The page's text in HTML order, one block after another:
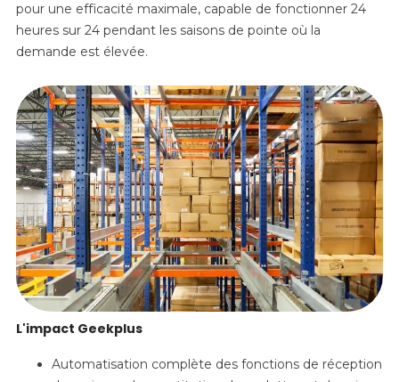
pour une efficacité maximale, capable de fonctionner 24
heures sur 24 pendant les saisons de pointe où la
demande est élevée.
L'impact Geekplus
Automatisation complète des fonctions de réception